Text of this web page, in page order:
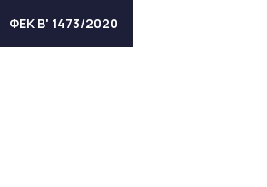
ΦΕΚ Β' 1473/2020